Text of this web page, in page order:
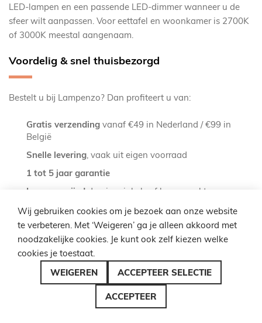
LED-lampen en een passende LED-dimmer wanneer u de
sfeer wilt aanpassen. Voor eettafel en woonkamer is 2700K
of 3000K meestal aangenaam.
Voordelig & snel thuisbezorgd
Bestelt u bij Lampenzo? Dan profiteert u van:
Gratis verzending vanaf €49 in Nederland / €99 in
België
Snelle levering, vaak uit eigen voorraad
1 tot 5 jaar garantie
Lager geprijsd dan in winkels of bouwmarkten
Meer hanglampen nodig?
Bekijk ook onze completecollectie hanglampenvoor nog
meer inspiratie inhanglampen met enkele kap
hanglampen,kroonluchters en meer.
Wij gebruiken cookies om je bezoek aan onze website
te verbeteren. Met ‘Weigeren’ ga je alleen akkoord met
noodzakelijke cookies. Je kunt ook zelf kiezen welke
cookies je toestaat.
WEIGEREN
ACCEPTEER SELECTIE
ACCEPTEER